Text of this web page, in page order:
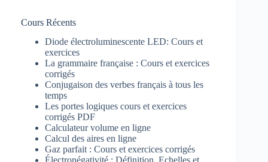
Cours Récents
Diode électroluminescente LED: Cours et
exercices
La grammaire française : Cours et exercices
corrigés
Conjugaison des verbes français à tous les
temps
Les portes logiques cours et exercices
corrigés PDF
Calculateur volume en ligne
Calcul des aires en ligne
Gaz parfait : Cours et exercices corrigés